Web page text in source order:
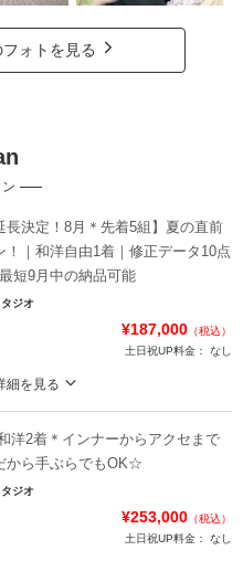
ォトを見る
長決定！8月＊先着5組】夏の直前
！｜和洋自由1着｜修正データ10点
短9月中の納品可能
タジオ
¥187,000 （税込）
土日祝UP料金：
なし
細を見る
たくない」「できるだけお得に撮り
プランが登場！
ご相談ください^^
洋2着＊インナーからアクセまで
から手ぶらでもOK☆
タジオ
¥253,000 （税込）
土日祝UP料金：
なし